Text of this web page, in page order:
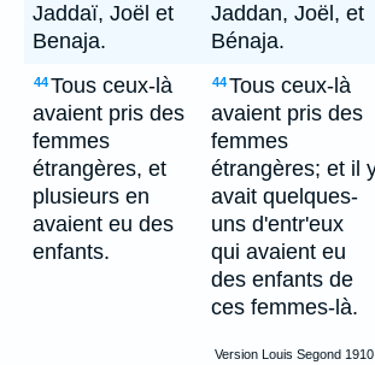
Jaddaï, Joël et
Benaja.
Jaddan, Joël, et
Bénaja.
44Tous ceux-là
avaient pris des
femmes
étrangères, et
plusieurs en
avaient eu des
enfants.
44Tous ceux-là
avaient pris des
femmes
étrangères; et il
avait quelques-
uns d'entr'eux
qui avaient eu
des enfants de
ces femmes-là.
Version Louis Segond 1910